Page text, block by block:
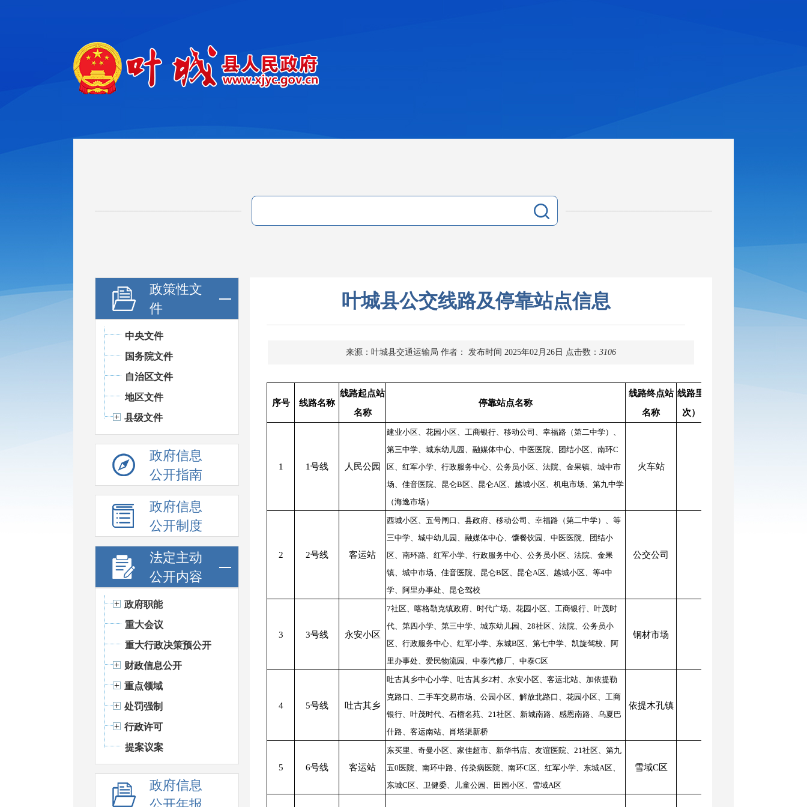
政策性文
件
中央文件
国务院文件
自治区文件
地区文件
县级文件
政府信息
公开指南
政府信息
公开制度
法定主动
公开内容
政府职能
重大会议
重大行政决策预公开
财政信息公开
重点领域
处罚强制
行政许可
提案议案
政府信息
叶城县公交线路及停靠站点信息
来源：叶城县交通运输局 作者： 发布时间 2025年02月26日 点击数： 3106
序号 线路名称
线路起点站
名称
停靠站点名称
线路终点站
名称
线路里程（单趟
次）（公里）
1 1号线 人民公园
建业小区、花园小区、工商银行、移动公司、幸福路（第二中学）、
第三中学、城东幼儿园、融媒体中心、中医医院、团结小区、南环C
区、红军小学、行政服务中心、公务员小区、法院、金果镇、城中市
场、佳音医院、昆仑B区、昆仑A区、越城小区、机电市场、第九中学
（海逸市场）
火车站
2 2号线 客运站
西城小区、五号闸口、县政府、移动公司、幸福路（第二中学）、等
三中学、城中幼儿园、融媒体中心、馕餐饮园、中医医院、团结小
区、南环路、红军小学、行政服务中心、公务员小区、法院、金果
镇、城中市场、佳音医院、昆仑B区、昆仑A区、越城小区、等4中
学、阿里办事处、昆仑驾校
公交公司
3 3号线 永安小区
7社区、喀格勒克镇政府、时代广场、花园小区、工商银行、叶茂时
代、第四小学、第三中学、城东幼儿园、28社区、法院、公务员小
区、行政服务中心、红军小学、东城B区、第七中学、凯旋驾校、阿
里办事处、爱民物流园、中泰汽修厂、中泰C区
钢材市场
4 5号线 吐古其乡
吐古其乡中心小学、吐古其乡2村、永安小区、客运北站、加依提勒
克路口、二手车交易市场、公园小区、解放北路口、花园小区、工商
银行、叶茂时代、石榴名苑、21社区、新城南路、感恩南路、乌夏巴
什路、客运南站、肖塔渠新桥
依提木孔镇
5 6号线 客运站
东买里、奇曼小区、家佳超市、新华书店、友谊医院、21社区、第九
五0医院、南环中路、传染病医院、南环C区、红军小学、东城A区、
东城C区、卫健委、儿童公园、田园小区、雪域A区
雪域C区